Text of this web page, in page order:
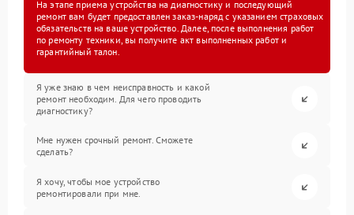
На этапе приема устройства на диагностику и последующий
ремонт вам будет предоставлен заказ-наряд с указанием страховых
обязательств на ваше устройство. Далее, после выполнения работ
по ремонту техники, вы получите акт выполненных работ и
гарантийный талон.
Я уже знаю в чем неисправность и какой
ремонт необходим. Для чего проводить
диагностику?
Мне нужен срочный ремонт. Сможете
сделать?
Я хочу, чтобы мое устройство
ремонтировали при мне.